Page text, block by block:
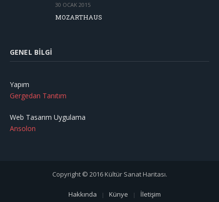
30 OCAK 2015
MOZARTHAUS
GENEL BILGI
Yapım
Gergedan Tanıtım
Web Tasarım Uygulama
Ansolon
Copyright © 2016 Kültür Sanat Haritası.
Hakkında Künye İletişim